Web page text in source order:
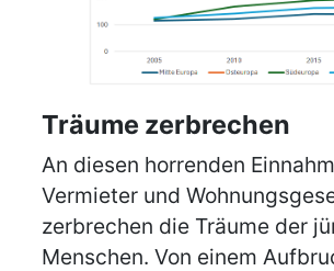
Träume zerbrechen
An diesen horrenden
Vermieter und
zerbrechen die Träume der
Menschen. Von einem